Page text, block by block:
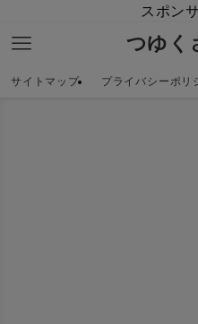
スポン
つゆく
サイトマップ プライバシーポリ